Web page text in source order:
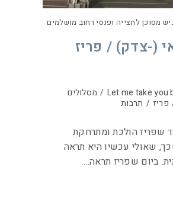
מסוכן לחצייה ופנסי רחוב מושלמים
(-צדק) / פריז
/ מסלולים
פריז / תרבות
שפריז הולכת ומתרחקת
שאולי עכשיו היא תראה
ביום שפריז תראה…